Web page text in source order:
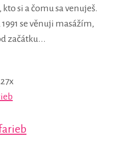
si a čomu sa venuješ.
se věnuji masážím,
začátku...